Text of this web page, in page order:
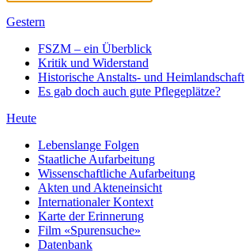
Gestern
FSZM – ein Überblick
Kritik und Widerstand
Historische Anstalts- und Heimlandschaft
Es gab doch auch gute Pflegeplätze?
Heute
Lebenslange Folgen
Staatliche Aufarbeitung
Wissenschaftliche Aufarbeitung
Akten und Akteneinsicht
Internationaler Kontext
Karte der Erinnerung
Film «Spurensuche»
Datenbank